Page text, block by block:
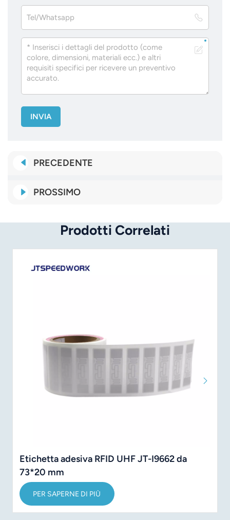
INVIA
PRECEDENTE
PROSSIMO
Prodotti Correlati
Etichetta adesiva RFID UHF JT-I9662 da
73*20 mm
PER SAPERNE DI PIÙ